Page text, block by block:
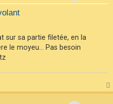
sur sa partie filetée, en la
le moyeu... Pas besoin